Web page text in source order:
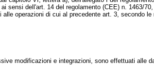
sensi dell'art. 14 del regolamento (CEE) n. 1463/
operazioni di cui al precedente art. 3, secondo
modificazioni e integrazioni, sono effettuati alle